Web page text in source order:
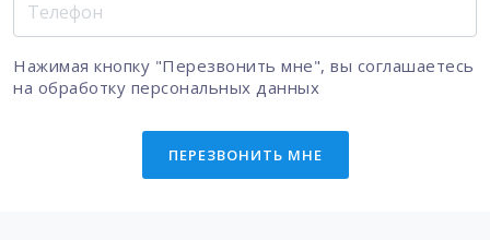
Нажимая кнопку "Перезвонить мне", вы соглашаетесь
на обработку персональных данных
ПЕРЕЗВОНИТЬ МНЕ